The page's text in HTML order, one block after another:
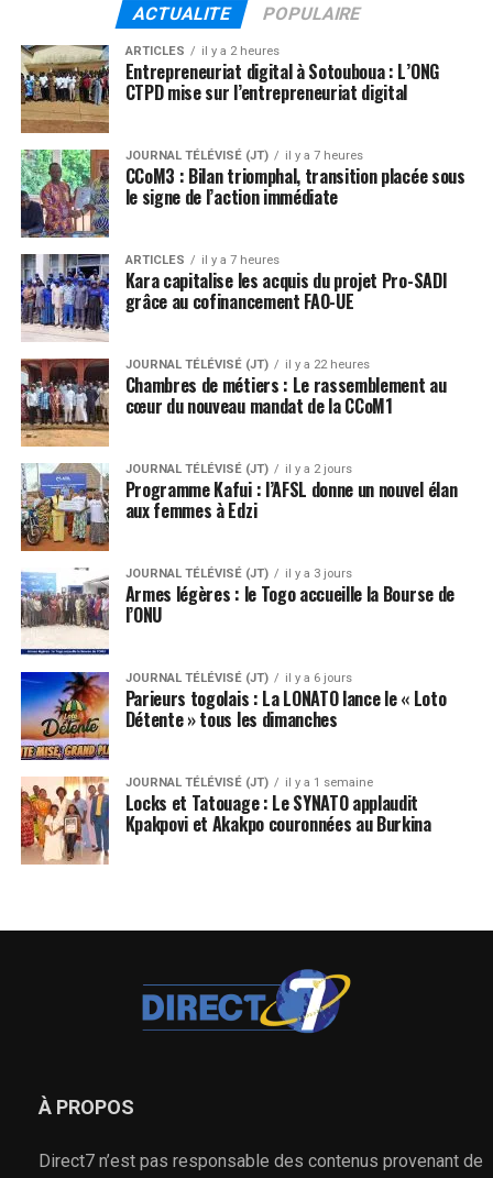
ACTUALITE POPULAIRE
ARTICLES il y a 2 heures
Entrepreneuriat digital à Sotouboua : L’ONG
CTPD mise sur l’entrepreneuriat digital
JOURNAL TÉLÉVISÉ (JT) il y a 7 heures
CCoM3 : Bilan triomphal, transition placée sous
le signe de l’action immédiate
ARTICLES il y a 7 heures
Kara capitalise les acquis du projet Pro-SADI
grâce au cofinancement FAO-UE
JOURNAL TÉLÉVISÉ (JT) il y a 22 heures
Chambres de métiers : Le rassemblement au
cœur du nouveau mandat de la CCoM1
JOURNAL TÉLÉVISÉ (JT) il y a 2 jours
Programme Kafui : l’AFSL donne un nouvel élan
aux femmes à Edzi
JOURNAL TÉLÉVISÉ (JT) il y a 3 jours
Armes légères : le Togo accueille la Bourse de
l’ONU
JOURNAL TÉLÉVISÉ (JT) il y a 6 jours
Parieurs togolais : La LONATO lance le « Loto
Détente » tous les dimanches
JOURNAL TÉLÉVISÉ (JT) il y a 1 semaine
Locks et Tatouage : Le SYNATO applaudit
Kpakpovi et Akakpo couronnées au Burkina
À PROPOS
Direct7 n’est pas responsable des contenus provenant de